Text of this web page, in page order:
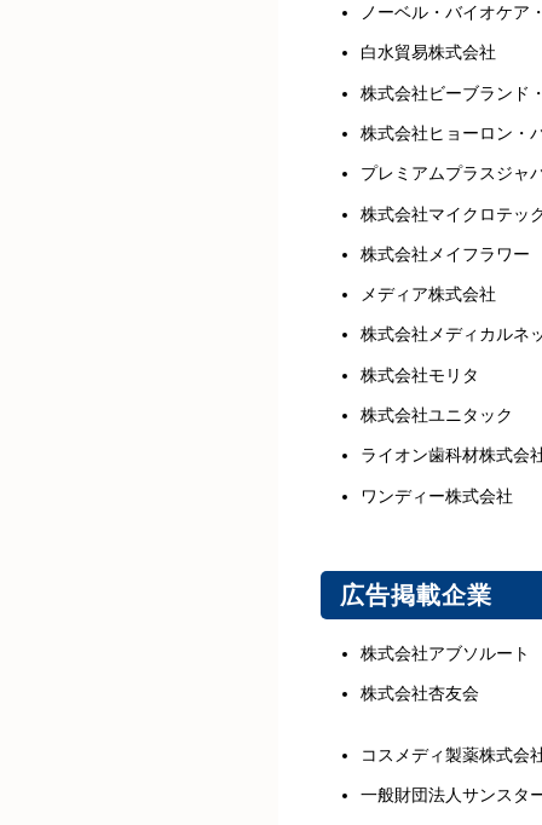
ノーベル・バイオケア
白水貿易株式会社
株式会社ビーブランド
株式会社ヒョーロン・
プレミアムプラスジャ
株式会社マイクロテッ
株式会社メイフラワー
メディア株式会社
株式会社メディカルネ
株式会社モリタ
株式会社ユニタック
ライオン歯科材株式会
ワンディー株式会社
広告掲載企業
株式会社アブソルート
株式会社杏友会
コスメディ製薬株式会
一般財団法人サンスタ